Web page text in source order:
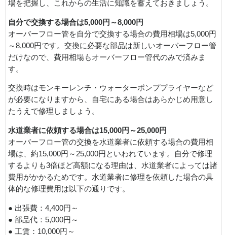
場を把握し、これからの生活に知識を蓄えておきましょう。
自分で交換する場合は5,000円～8,000円
オーバーフロー管を自分で交換する場合の費用相場は5,000円
～8,000円です。交換に必要な部品は新しいオーバーフロー管
だけなので、費用相場もオーバーフロー管代のみで済みま
す。
交換時はモンキーレンチ・ウォーターポンププライヤーなど
が必要になりますから、自宅にある場合はあらかじめ用意し
たうえで修理しましょう。
水道業者に依頼する場合は15,000円～25,000円
オーバーフロー管の交換を水道業者に依頼する場合の費用相
場は、約15,000円～25,000円といわれています。自分で修理
するよりも3倍ほど高額になる理由は、水道業者によっては諸
費用がかかるためです。水道業者に修理を依頼した場合の具
体的な修理費用は以下の通りです。
● 出張費：4,400円～
● 部品代：5,000円～
● 工賃：10,000円～